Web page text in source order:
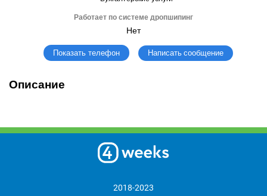
Работает по системе дропшипинг
Нет
Показать телефон Написать сообщение
Описание
2018-2023